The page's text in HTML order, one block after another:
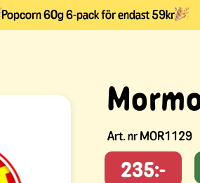
Popcorn 60g 6-pack för endast 59kr
Art. nrMOR1129
235:-